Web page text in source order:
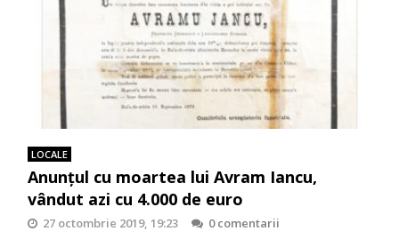
LOCALE
Anunţul cu moartea lui Avram Iancu,
vândut azi cu 4.000 de euro
27 octombrie 2019, 19:23
0 comentarii